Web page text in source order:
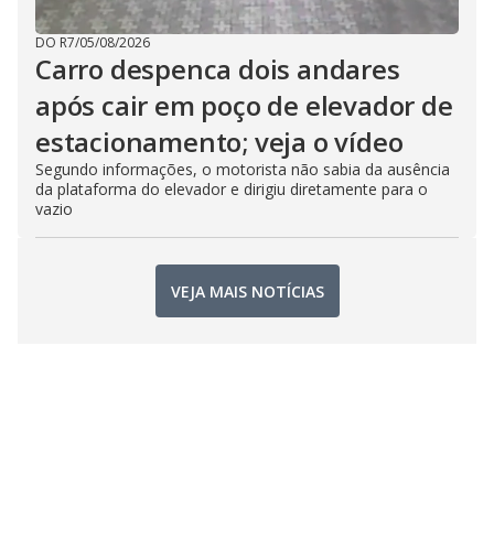
DO R7/05/08/2026
Carro despenca dois andares
após cair em poço de elevador de
estacionamento; veja o vídeo
Segundo informações, o motorista não sabia da ausência
da plataforma do elevador e dirigiu diretamente para o
vazio
VEJA MAIS NOTÍCIAS